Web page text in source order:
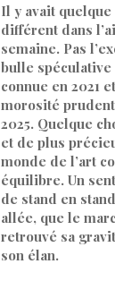
Il y avait quelque
différent dans
semaine. Pas
bulle spéculative
connue en 2021
morosité
2025. Quelque
et de plus
monde de l’art
équilibre. Un
de stand en
allée, que le
retrouvé sa
son élan.